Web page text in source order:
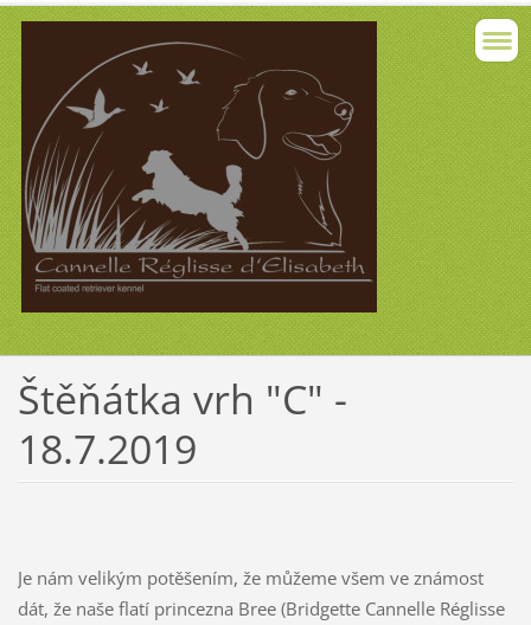
Štěňátka vrh "C" -
18.7.2019
Je nám velikým potěšením, že můžeme všem ve známost
dát, že naše flatí princezna Bree (Bridgette Cannelle Réglisse